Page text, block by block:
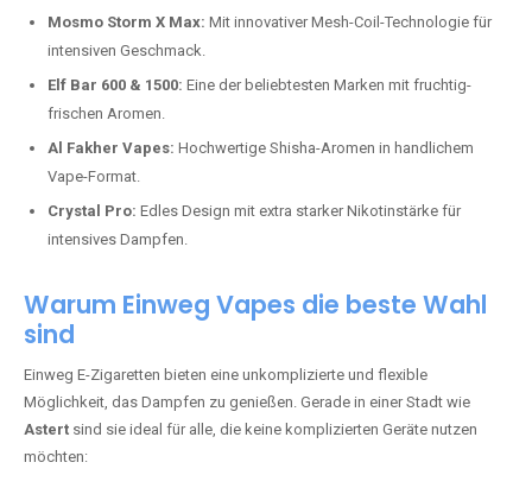
Mosmo Storm X Max: Mit innovativer Mesh-Coil-Technologie für
intensiven Geschmack.
Elf Bar 600 & 1500: Eine der beliebtesten Marken mit fruchtig-
frischen Aromen.
Al Fakher Vapes: Hochwertige Shisha-Aromen in handlichem
Vape-Format.
Crystal Pro: Edles Design mit extra starker Nikotinstärke für
intensives Dampfen.
Warum Einweg Vapes die beste Wahl
sind
Einweg E-Zigaretten bieten eine unkomplizierte und flexible
Möglichkeit, das Dampfen zu genießen. Gerade in einer Stadt wie
Astert sind sie ideal für alle, die keine komplizierten Geräte nutzen
möchten: